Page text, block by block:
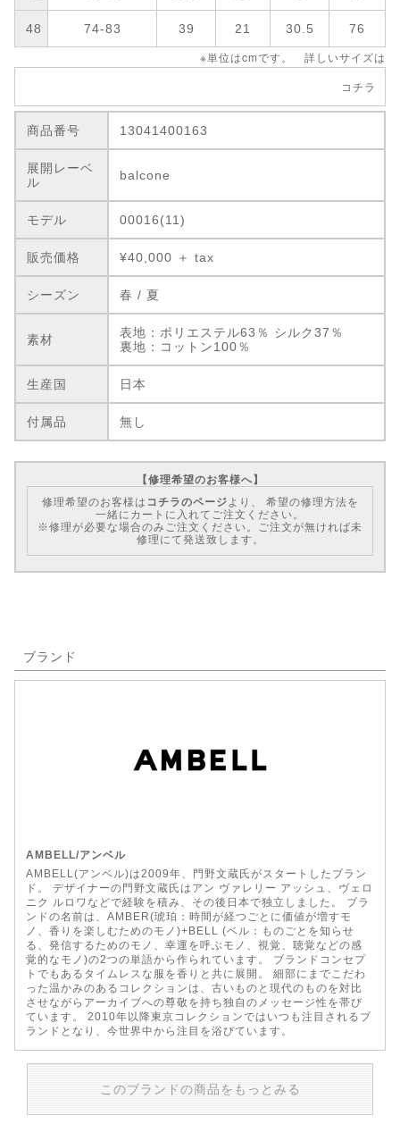
48 74-83 39 21 30.5 76
※単位はcmです。 詳しいサイズは
コチラ
商品番号 13041400163
展開レーベ
ル
balcone
モデル 00016(11)
販売価格 ¥40,000 ＋ tax
シーズン 春 / 夏
素材
表地：ポリエステル63％ シルク37％
裏地：コットン100％
生産国 日本
付属品 無し
【修理希望のお客様へ】
修理希望のお客様は コチラのページより、 希望の修理方法を
一緒にカートに入れてご注文ください。
※修理が必要な場合のみご注文ください。ご注文が無ければ未
修理にて発送致します。
ブランド
AMBELL/アンベル
AMBELL(アンベル)は2009年、門野文蔵氏がスタートしたブラン
ド。 デザイナーの門野文蔵氏はアン ヴァレリー アッシュ、ヴェロ
ニク ルロワなどで経験を積み、その後日本で独立しました。 ブラ
ンドの名前は、AMBER(琥珀：時間が経つごとに価値が増すモ
ノ、香りを楽しむためのモノ)+BELL (ベル：ものごとを知らせ
る、発信するためのモノ、幸運を呼ぶモノ、視覚、聴覚などの感
覚的なモノ)の2つの単語から作られています。 ブランドコンセプ
トでもあるタイムレスな服を香りと共に展開。 細部にまでこだわ
った温かみのあるコレクションは、古いものと現代のものを対比
させながらアーカイブへの尊敬を持ち独自のメッセージ性を帯び
ています。 2010年以降東京コレクションではいつも注目されるブ
ランドとなり、今世界中から注目を浴びています。
このブランドの商品をもっとみる